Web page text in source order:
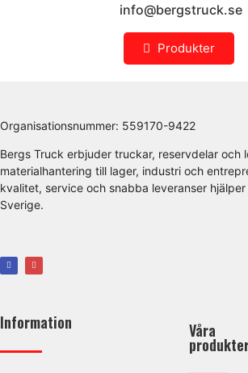
info@bergstruck.se
Produkter
Organisationsnummer: 559170-9422
Bergs Truck erbjuder truckar, reservdelar och
materialhantering till lager, industri och
kvalitet, service och snabba leveranser
Sverige.
Information Våra